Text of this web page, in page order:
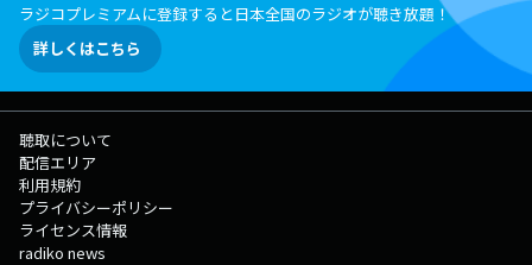
ラジコプレミアムに登録すると日本全国のラジオが聴き放題！
詳しくはこちら
聴取について
配信エリア
利用規約
プライバシーポリシー
ライセンス情報
radiko news